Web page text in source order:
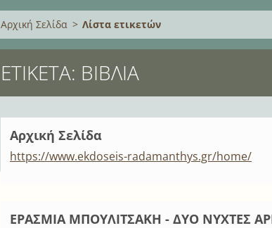
Αρχική Σελίδα > Λίστα ετικετών
ΕΤΙΚΈΤΑ: ΒΙΒΛΊΑ
Αρχική Σελίδα
https://www.ekdoseis-radamanthys.gr/home/
ΕΡΑΣΜΙΑ ΜΠΟΥΛΙΤΣΑΚΗ - ΔΥΟ ΝΥΧΤΕΣ